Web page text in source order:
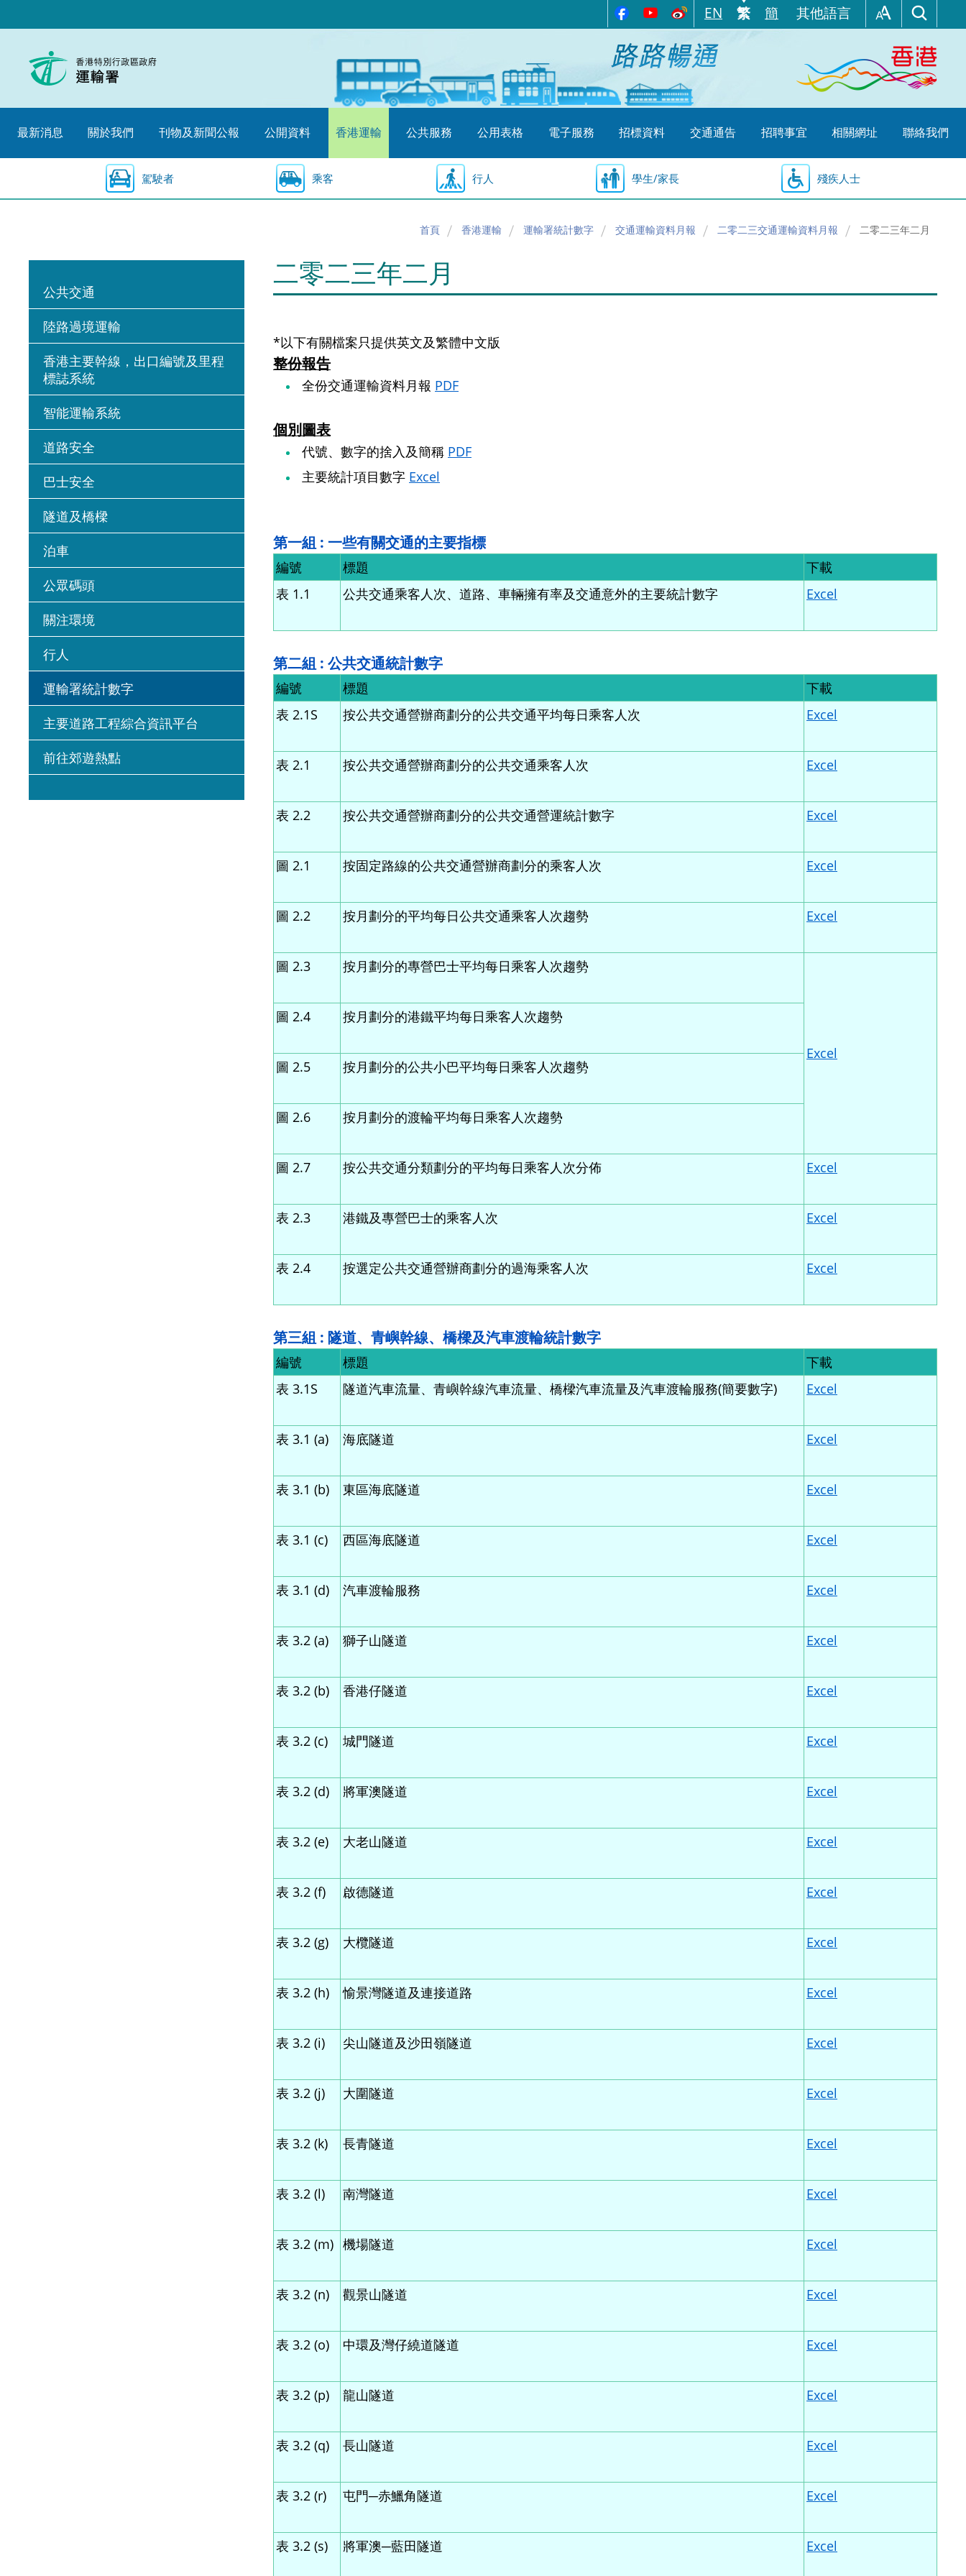
至
始
EN 繁 簡 其他語言
最新消息 關於我們 刊物及新聞公報 公開資料 香港運輸 公共服務 公用表格 電子服務 招標資料 交通通告 招聘事宜 相關網址 聯絡我們
駕駛者 乘客 行人 學生/家長 殘疾人士
首頁 香港運輸 運輸署統計數字 交通運輸資料月報 二零二三交通運輸資料月報 二零二三年二月
公共交通
陸路過境運輸
香港主要幹線，出口編號及里程
標誌系統
智能運輸系統
道路安全
巴士安全
隧道及橋樑
泊車
公眾碼頭
關注環境
行人
運輸署統計數字
主要道路工程綜合資訊平台
前往郊遊熱點
二零二三年二月
*以下有關檔案只提供英文及繁體中文版
整份報告
全份交通運輸資料月報 PDF
個別圖表
代號、數字的捨入及簡稱 PDF
主要統計項目數字 Excel
第一組 : 一些有關交通的主要指標
編號 標題
下載
表 1.1
公共交通乘客人次、道路、車輛擁有率及交通意外的主要統計數字 Excel
第二組 : 公共交通統計數字
編號 標題
下載
表 2.1S
按公共交通營辦商劃分的公共交通平均每日乘客人次 Excel
表 2.1 按公共交通營辦商劃分的公共交通乘客人次 Excel
表 2.2 按公共交通營辦商劃分的公共交通營運統計數字 Excel
圖 2.1 按固定路線的公共交通營辦商劃分的乘客人次 Excel
圖 2.2 按月劃分的平均每日公共交通乘客人次趨勢 Excel
圖 2.3 按月劃分的專營巴士平均每日乘客人次趨勢
Excel
圖 2.4 按月劃分的港鐵平均每日乘客人次趨勢
圖 2.5 按月劃分的公共小巴平均每日乘客人次趨勢
圖 2.6 按月劃分的渡輪平均每日乘客人次趨勢
圖 2.7 按公共交通分類劃分的平均每日乘客人次分佈 Excel
表 2.3 港鐵及專營巴士的乘客人次 Excel
表 2.4 按選定公共交通營辦商劃分的過海乘客人次 Excel
第三組 : 隧道、青嶼幹線、橋樑及汽車渡輪統計數字
編號 標題
下載
表 3.1S
隧道汽車流量、青嶼幹線汽車流量、橋樑汽車流量及汽車渡輪服務(簡要數字) Excel
表 3.1 (a) 海底隧道 Excel
表 3.1 (b) 東區海底隧道 Excel
表 3.1 (c) 西區海底隧道 Excel
表 3.1 (d) 汽車渡輪服務 Excel
表 3.2 (a) 獅子山隧道 Excel
表 3.2 (b) 香港仔隧道 Excel
表 3.2 (c) 城門隧道 Excel
表 3.2 (d) 將軍澳隧道 Excel
表 3.2 (e) 大老山隧道 Excel
表 3.2 (f) 啟德隧道 Excel
表 3.2 (g) 大欖隧道 Excel
表 3.2 (h) 愉景灣隧道及連接道路 Excel
表 3.2 (i) 尖山隧道及沙田嶺隧道 Excel
表 3.2 (j) 大圍隧道 Excel
表 3.2 (k) 長青隧道 Excel
表 3.2 (l) 南灣隧道 Excel
表 3.2 (m) 機場隧道 Excel
表 3.2 (n) 觀景山隧道 Excel
表 3.2 (o) 中環及灣仔繞道隧道 Excel
表 3.2 (p) 龍山隧道 Excel
表 3.2 (q) 長山隧道 Excel
表 3.2 (r) 屯門─赤鱲角隧道 Excel
表 3.2 (s) 將軍澳─藍田隧道 Excel